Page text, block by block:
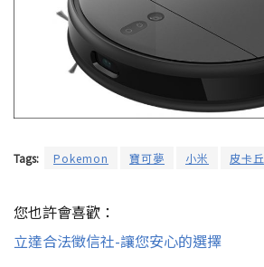
Tags: Pokemon 寶可夢 小米 皮卡丘
您也許會喜歡：
立達合法徵信社-讓您安心的選擇